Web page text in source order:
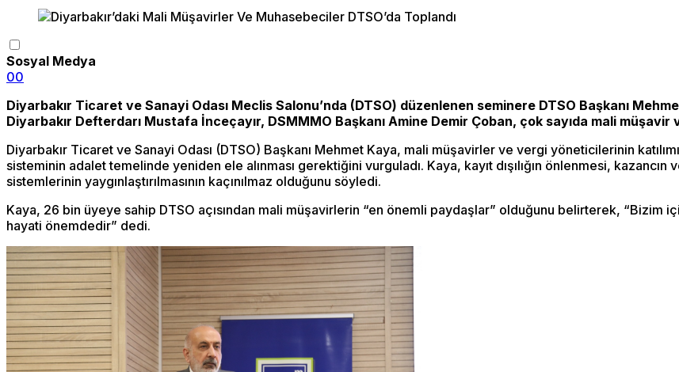
Sosyal Medya
00
Diyarbakır Ticaret ve Sanayi Odası Meclis Salonu’nda (DTSO) düzenlenen seminere DTSO Başkanı
Diyarbakır Defterdarı Mustafa İnceçayır, DSMMMO Başkanı Amine Demir Çoban, çok sayıda mali müşavir
Diyarbakır Ticaret ve Sanayi Odası (DTSO) Başkanı Mehmet Kaya, mali müşavirler ve vergi yöneticilerinin
sisteminin adalet temelinde yeniden ele alınması gerektiğini vurguladı. Kaya, kayıt dışılığın önlenmesi,
sistemlerinin yaygınlaştırılmasının kaçınılmaz olduğunu söyledi.
Kaya, 26 bin üyeye sahip DTSO açısından mali müşavirlerin “en önemli paydaşlar” olduğunu belirterek, “Bizim
hayati önemdedir” dedi.